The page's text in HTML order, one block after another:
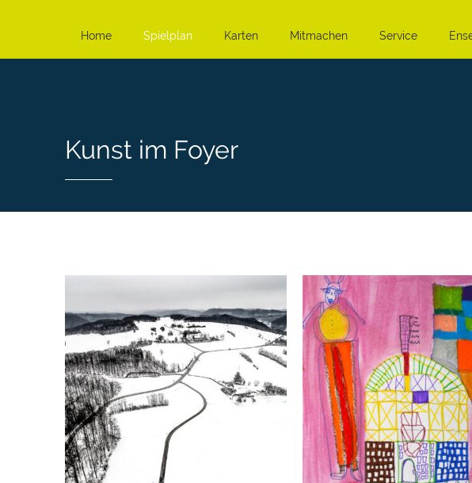
Home Spielplan Karten Mitmachen Service
Kunst im Foyer